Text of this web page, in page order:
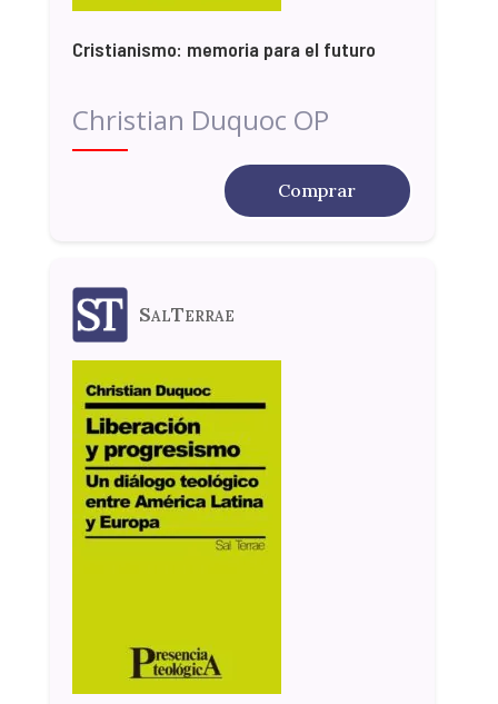
Cristianismo: memoria para el futuro
Christian Duquoc OP
Comprar
SalTerrae